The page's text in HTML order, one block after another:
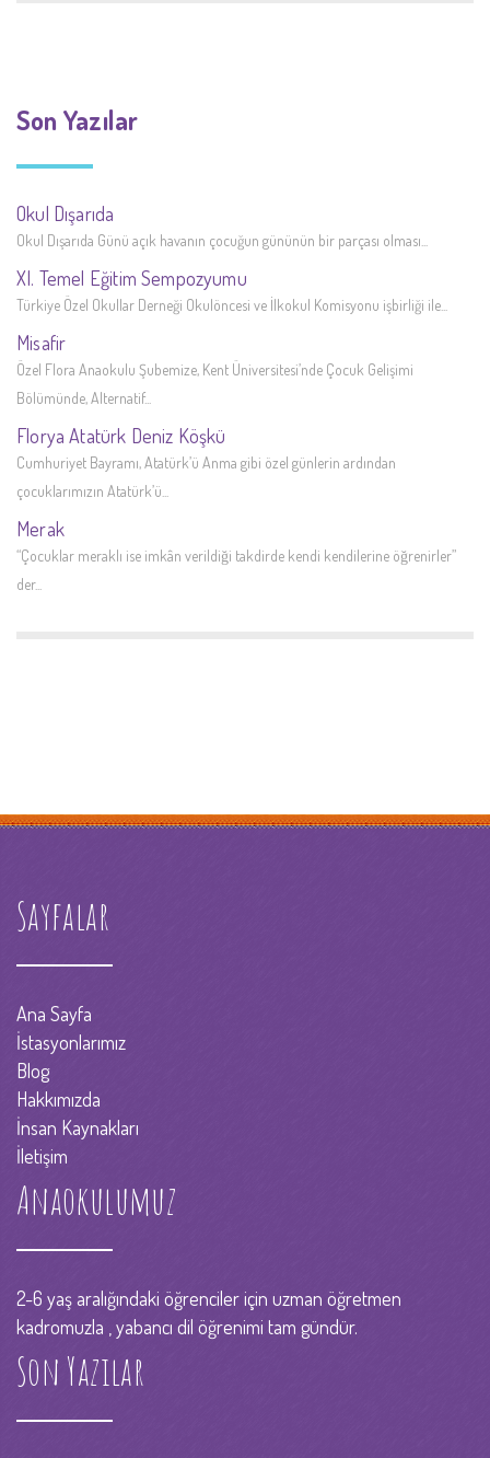
Son Yazılar
Okul Dışarıda
Okul Dışarıda Günü açık havanın çocuğun gününün bir parçası olması...
XI. Temel Eğitim Sempozyumu
Türkiye Özel Okullar Derneği Okulöncesi ve İlkokul Komisyonu işbirliği ile...
Misafir
Özel Flora Anaokulu Şubemize, Kent Üniversitesi’nde Çocuk Gelişimi
Bölümünde, Alternatif...
Florya Atatürk Deniz Köşkü
Cumhuriyet Bayramı, Atatürk’ü Anma gibi özel günlerin ardından
çocuklarımızın Atatürk’ü...
Merak
“Çocuklar meraklı ise imkân verildiği takdirde kendi kendilerine öğrenirler”
der...
Sayfalar
Ana Sayfa
İstasyonlarımız
Blog
Hakkımızda
İnsan Kaynakları
İletişim
Anaokulumuz
2-6 yaş aralığındaki öğrenciler için uzman öğretmen
kadromuzla , yabancı dil öğrenimi tam gündür.
Son Yazılar